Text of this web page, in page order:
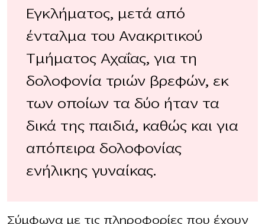
Εγκλήματος, μετά από
ένταλμα του Ανακριτικού
Τμήματος Αχαΐας, για τη
δολοφονία τριών βρεφών, εκ
των οποίων τα δύο ήταν τα
δικά της παιδιά, καθώς και για
απόπειρα δολοφονίας
ενήλικης γυναίκας.
Σύμφωνα με τις πληροφορίες που έχουν